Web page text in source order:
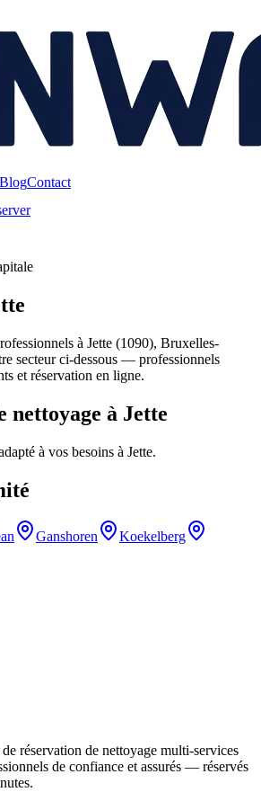
BlogContact
à Jette (1090), Bruxelles-
secteur ci-dessous — professionnels
et réservation en ligne.
nettoyage à Jette
à vos besoins à Jette.
Ganshoren
Koekelberg
réservation de nettoyage multi-services
de confiance et assurés — réservés